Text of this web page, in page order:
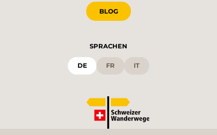
BLOG
SPRACHEN
DE FR IT